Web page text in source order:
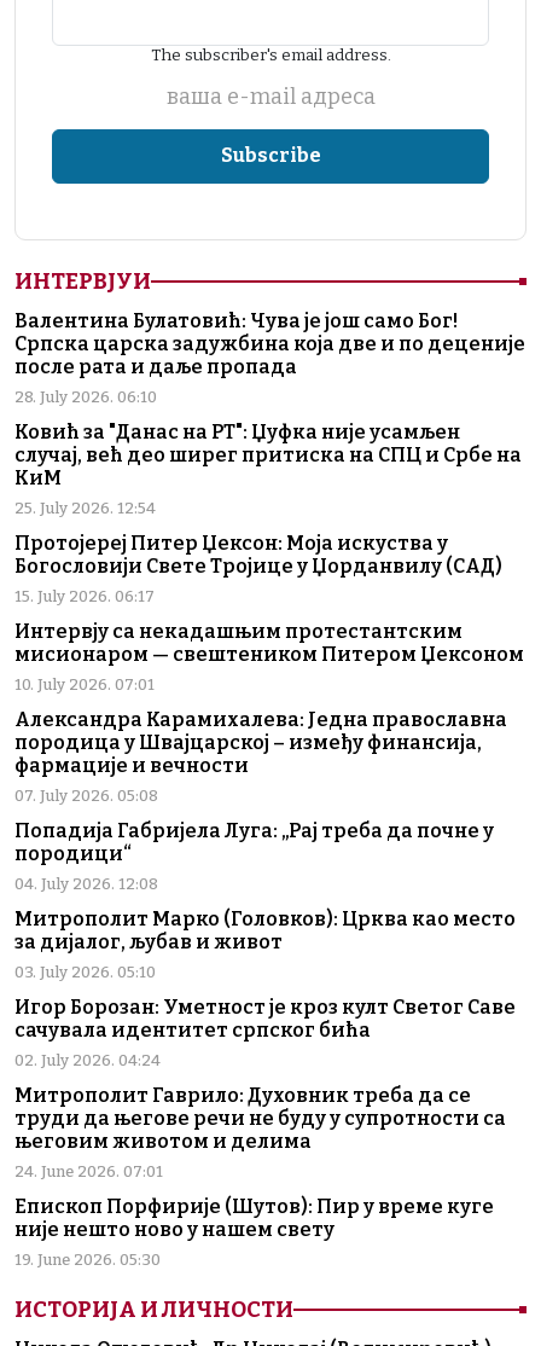
The subscriber's email address.
ваша е-mail адреса
ИНТЕРВЈУИ
Валентина Булатовић: Чува је још само Бог!
Српска царска задужбина која две и по деценије
после рата и даље пропада
28. July 2026. 06:10
Ковић за "Данас на РТ": Џуфка није усамљен
случај, већ део ширег притиска на СПЦ и Србе на
КиМ
25. July 2026. 12:54
Протојереј Питер Џексон: Моја искуства у
Богословији Свете Тројице у Џорданвилу (САД)
15. July 2026. 06:17
Интервју са некадашњим протестантским
мисионаром — свештеником Питером Џексоном
10. July 2026. 07:01
Александра Карамихалева: Једна православна
породица у Швајцарској – између финансија,
фармације и вечности
07. July 2026. 05:08
Попадија Габријела Луга: „Рај треба да почне у
породици“
04. July 2026. 12:08
Митрополит Марко (Головков): Црква као место
за дијалог, љубав и живот
03. July 2026. 05:10
Игор Борозан: Уметност је кроз култ Светог Саве
сачувала идентитет српског бића
02. July 2026. 04:24
Митрополит Гаврило: Духовник треба да се
труди да његове речи не буду у супротности са
његовим животом и делима
24. June 2026. 07:01
Епископ Порфирије (Шутов): Пир у време куге
није нешто ново у нашем свету
19. June 2026. 05:30
ИСТОРИЈА И ЛИЧНОСТИ